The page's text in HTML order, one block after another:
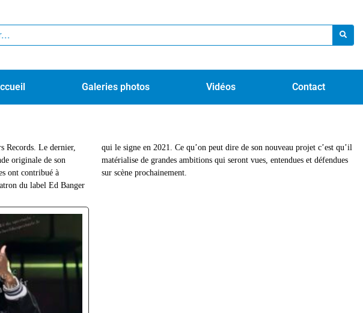
Galeries photos Vidéos Contact
Records. Le dernier,
originale de son
ont contribué à
projet c’est qu’il
et défendues
sur scène prochainement.